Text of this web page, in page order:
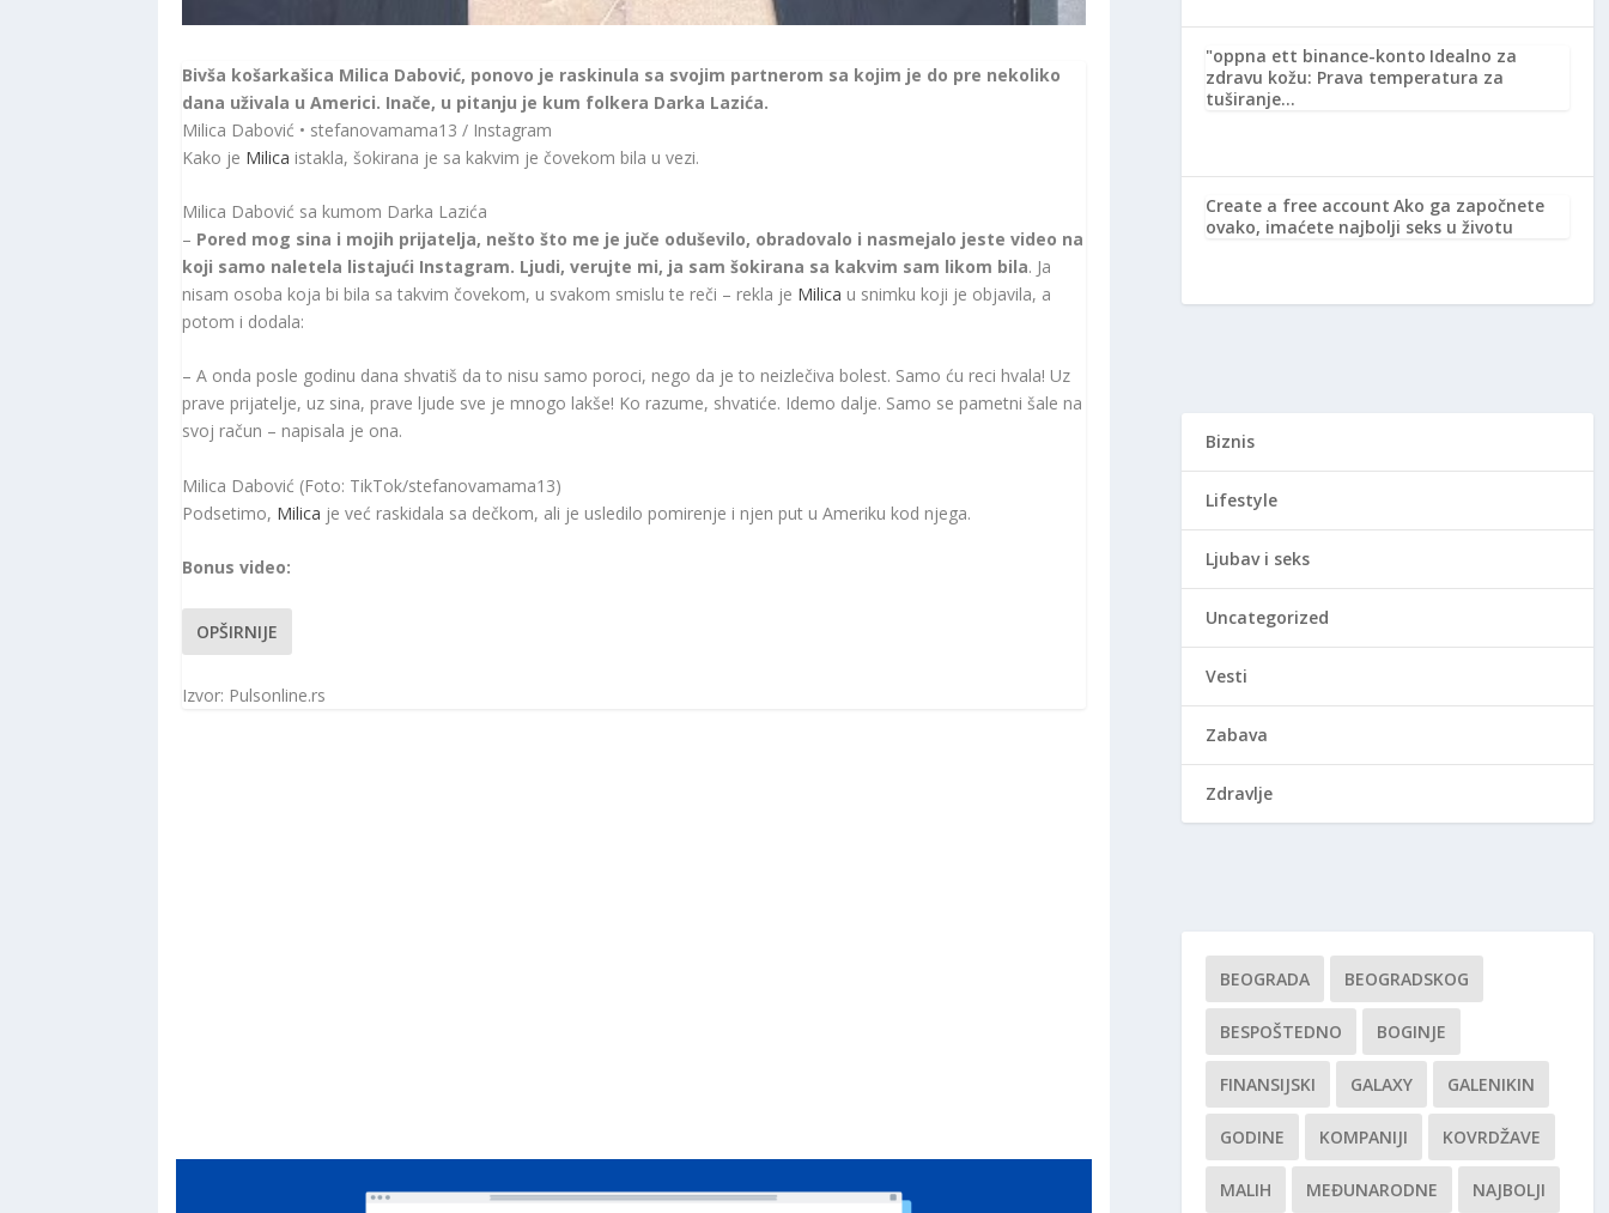
Bivša košarkašica Milica Dabović, ponovo je raskinula sa svojim partnerom sa kojim je do pre nekoliko
dana uživala u Americi. Inače, u pitanju je kum folkera Darka Lazića.
Milica Dabović • stefanovamama13 / Instagram
Kako je Milica istakla, šokirana je sa kakvim je čovekom bila u vezi.
Milica Dabović sa kumom Darka Lazića
– Pored mog sina i mojih prijatelja, nešto što me je juče oduševilo, obradovalo i nasmejalo jeste video na
koji samo naletela listajući Instagram. Ljudi, verujte mi, ja sam šokirana sa kakvim sam likom bila. Ja
nisam osoba koja bi bila sa takvim čovekom, u svakom smislu te reči – rekla je Milica u snimku koji je objavila, a
potom i dodala:
– A onda posle godinu dana shvatiš da to nisu samo poroci, nego da je to neizlečiva bolest. Samo ću reci hvala! Uz
prave prijatelje, uz sina, prave ljude sve je mnogo lakše! Ko razume, shvatiće. Idemo dalje. Samo se pametni šale na
svoj račun – napisala je ona.
Milica Dabović (Foto: TikTok/stefanovamama13)
Podsetimo, Milica je već raskidala sa dečkom, ali je usledilo pomirenje i njen put u Ameriku kod njega.
Bonus video:
OPŠIRNIJE
Izvor: Pulsonline.rs
"oppna ett binance-konto Idealno za
zdravu kožu: Prava temperatura za
tuširanje…
Create a free account Ako ga započnete
ovako, imaćete najbolji seks u životu
Biznis
Lifestyle
Ljubav i seks
Uncategorized
Vesti
Zabava
Zdravlje
BEOGRADA BEOGRADSKOG
BESPOŠTEDNO BOGINJE
FINANSIJSKI GALAXY GALENIKIN
GODINE KOMPANIJI KOVRDŽAVE
MALIH MEĐUNARODNE NAJBOLJI